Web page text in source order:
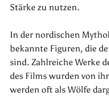
Stärke zu nutzen.
In der nordischen
bekannte Figuren, die
sind. Zahlreiche Werke
des Films wurden von
werden oft als Wölfe